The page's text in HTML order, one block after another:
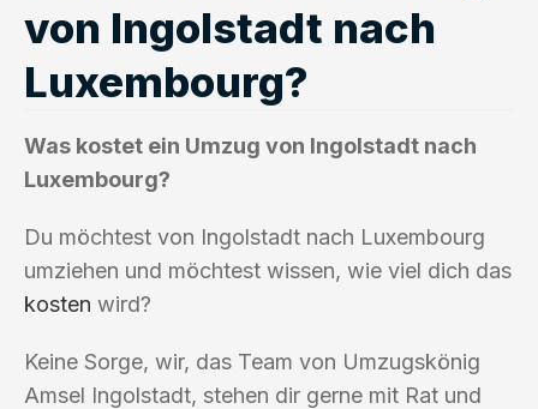
von Ingolstadt nach
Luxembourg?
Was kostet ein Umzug von Ingolstadt nach
Luxembourg?
Du möchtest von Ingolstadt nach Luxembourg
umziehen und möchtest wissen, wie viel dich das
kosten wird?
Keine Sorge, wir, das Team von Umzugskönig
Amsel Ingolstadt, stehen dir gerne mit Rat und